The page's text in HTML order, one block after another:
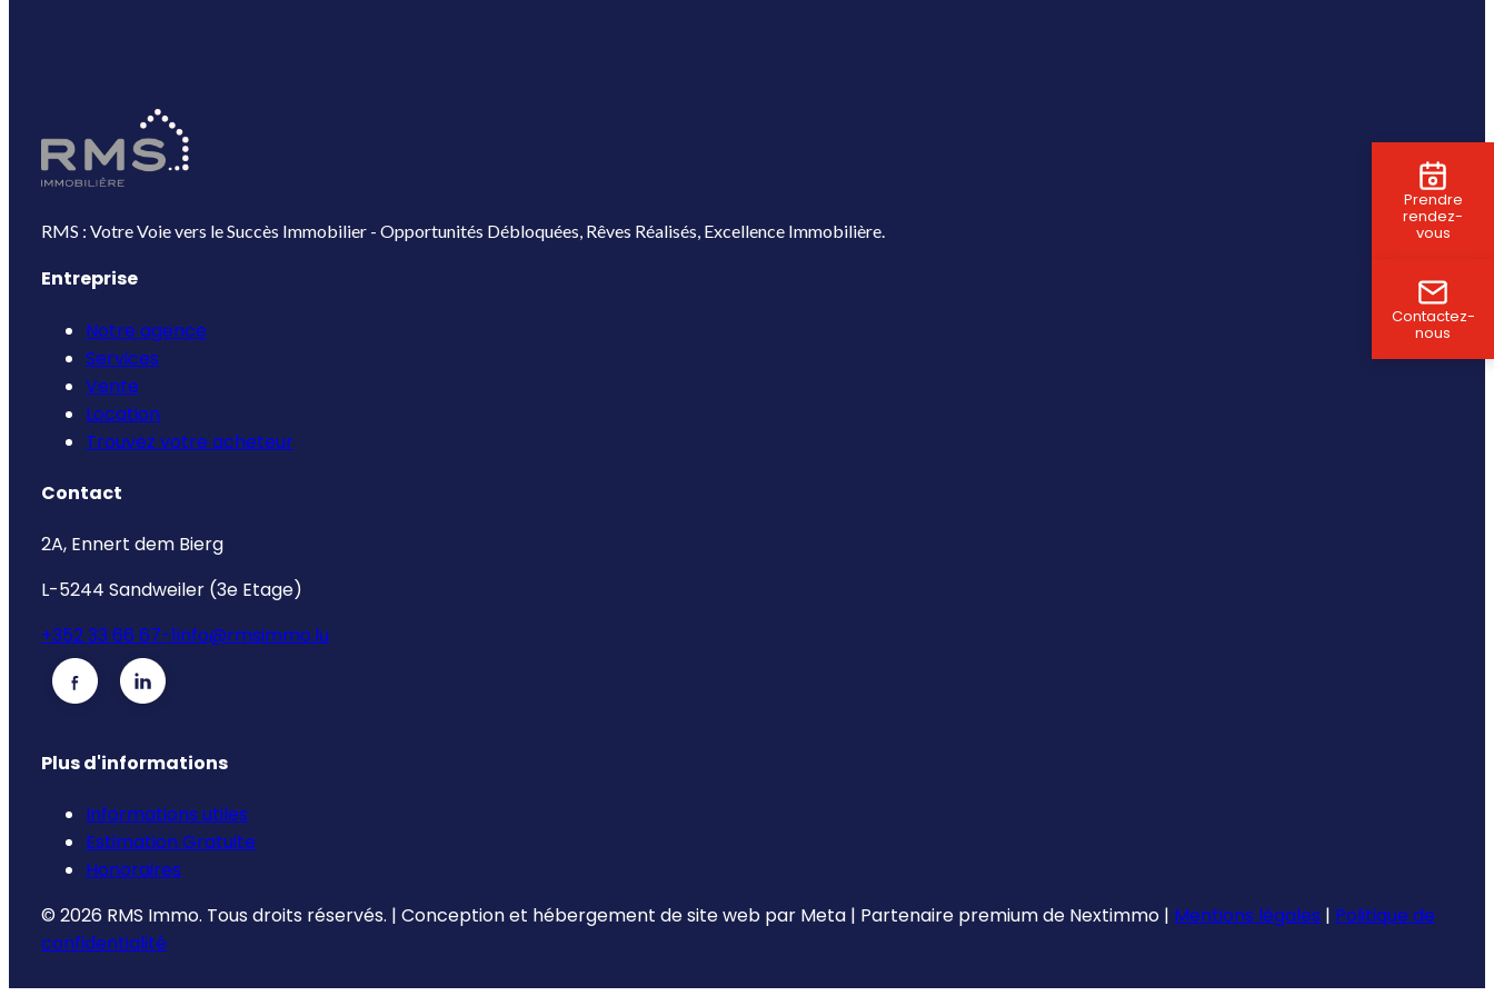
Prendre
rendez-
vous
Contactez-
nous
RMS : Votre Voie vers le Succès Immobilier - Opportunités Débloquées, Rêves Réalisés, Excellence Immobilière.
Entreprise
Notre agence
Services
Vente
Location
Trouvez votre acheteur
Contact
2A, Ennert dem Bierg
L-5244 Sandweiler (3e Etage)
+352 33 66 67-1info@rmsimmo.lu
Plus d'informations
Informations utiles
Estimation Gratuite
Honoraires
© 2026 RMS Immo. Tous droits réservés. | Conception et hébergement de site web par Meta | Partenaire premium de Nextimmo | Mentions légales | Politique de
confidentialité